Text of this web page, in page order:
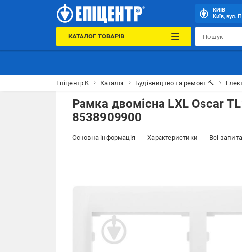
КИЇВ
Київ, вул.
КАТАЛОГ ТОВАРІВ
Епіцентр К Каталог Будівництво та ремонт 🔨
Рамка двомісна LXL Oscar
8538909900
Основна інформація Характеристики Всі